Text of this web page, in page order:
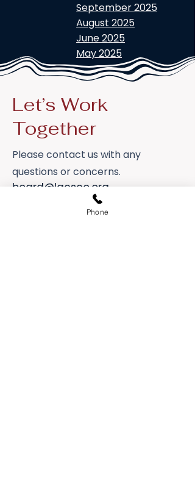
September 2025
August 2025
June 2025
May 2025
Let’s Work
Together
Please contact us with any
questions or concerns.
board@lgcsco.org
Phone